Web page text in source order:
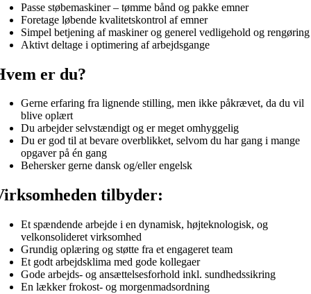
Passe støbemaskiner – tømme bånd og pakke emner
Foretage løbende kvalitetskontrol af emner
Simpel betjening af maskiner og generel vedligehold og rengøring
Aktivt deltage i optimering af arbejdsgange
er du?
Gerne erfaring fra lignende stilling, men ikke påkrævet, da du vil
blive oplært
Du arbejder selvstændigt og er meget omhyggelig
Du er god til at bevare overblikket, selvom du har gang i mange
opgaver på én gang
Behersker gerne dansk og/eller engelsk
tilbyder:
Et spændende arbejde i en dynamisk, højteknologisk, og
velkonsolideret virksomhed
Grundig oplæring og støtte fra et engageret team
Et godt arbejdsklima med gode kollegaer
Gode arbejds- og ansættelsesforhold inkl. sundhedssikring
En lækker frokost- og morgenmadsordning